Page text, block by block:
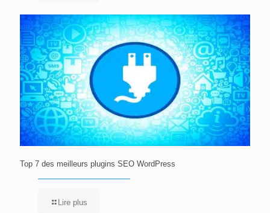
Top 7 des meilleurs plugins SEO WordPress
Lire plus